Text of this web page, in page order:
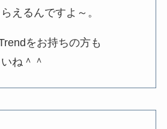
えるんですよ～。
をお持ちの方も
ね＾＾